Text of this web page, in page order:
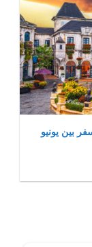
بين يونيو